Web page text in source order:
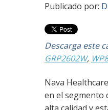
Publicado por:
Descarga este
GRP2602W,
Nava
en el segmento